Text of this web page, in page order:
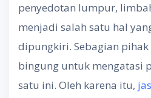
penyedotan lumpur,
menjadi salah satu hal
dipungkiri. Sebagian pihak
bingung untuk mengatasi
satu ini. Oleh karena itu,